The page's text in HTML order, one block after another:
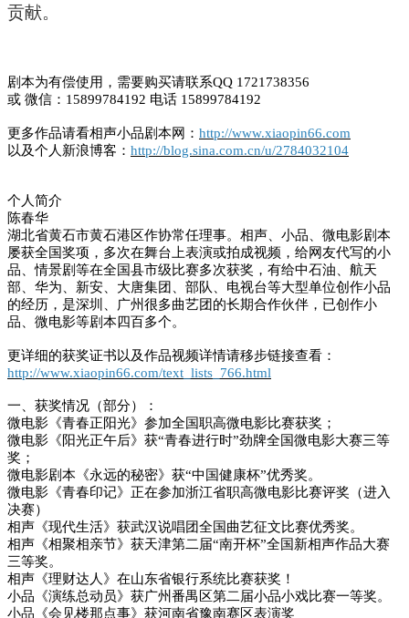
贡献。
剧本为有偿使用，需要购买请联系QQ 1721738356
或 微信：15899784192 电话 15899784192
更多作品请看相声小品剧本网： http://www.xiaopin66.com
以及个人新浪博客： http://blog.sina.com.cn/u/2784032104
个人简介
陈春华
湖北省黄石市黄石港区作协常任理事。相声、小品、微电影剧本
屡获全国奖项，多次在舞台上表演或拍成视频，给网友代写的小
品、情景剧等在全国县市级比赛多次获奖，有给中石油、航天
部、华为、新安、大唐集团、部队、电视台等大型单位创作小品
的经历，是深圳、广州很多曲艺团的长期合作伙伴，已创作小
品、微电影等剧本四百多个。
更详细的获奖证书以及作品视频详情请移步链接查看：
http://www.xiaopin66.com/text_lists_766.html
一、获奖情况（部分）：
微电影《青春正阳光》参加全国职高微电影比赛获奖；
微电影《阳光正午后》获“青春进行时”劲牌全国微电影大赛三等
奖；
微电影剧本《永远的秘密》获“中国健康杯”优秀奖。
微电影《青春印记》正在参加浙江省职高微电影比赛评奖（进入
决赛）
相声《现代生活》获武汉说唱团全国曲艺征文比赛优秀奖。
相声《相聚相亲节》获天津第二届“南开杯”全国新相声作品大赛
三等奖。
相声《理财达人》在山东省银行系统比赛获奖！
小品《演练总动员》获广州番禺区第二届小品小戏比赛一等奖。
小品《会见楼那点事》获河南省豫南赛区表演奖